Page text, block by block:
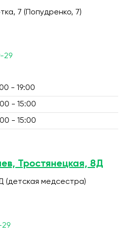
7 (Попудренко, 7)
29
- 19:00
- 15:00
- 15:00
Тростянецкая, 8Д
(детская медсестра)
29